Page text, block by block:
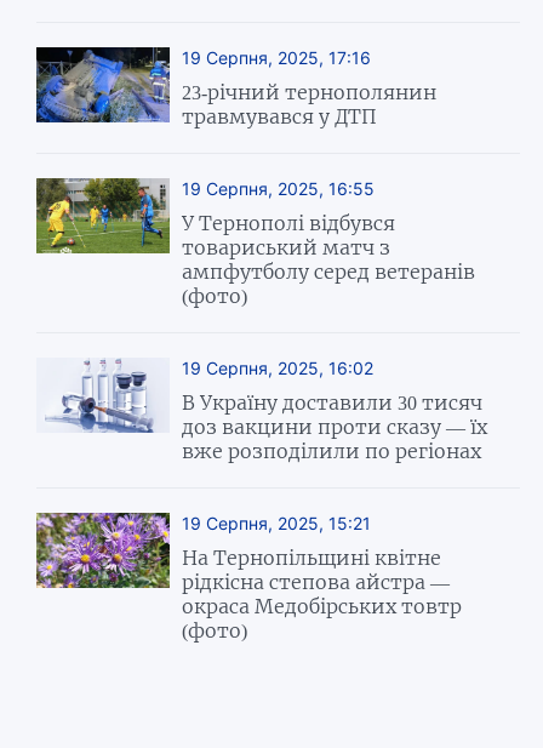
19 Серпня, 2025, 17:16
23-річний тернополянин
травмувався у ДТП
19 Серпня, 2025, 16:55
У Тернополі відбувся
товариський матч з
ампфутболу серед ветеранів
(фото)
19 Серпня, 2025, 16:02
В Україну доставили 30 тисяч
доз вакцини проти сказу — їх
вже розподілили по регіонах
19 Серпня, 2025, 15:21
На Тернопільщині квітне
рідкісна степова айстра —
окраса Медобірських товтр
(фото)